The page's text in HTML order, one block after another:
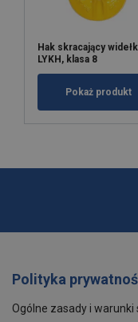
Hak skracający
LYKH, klasa 8
Pokaż produkt
Polityka
Ogólne zasady i warunki